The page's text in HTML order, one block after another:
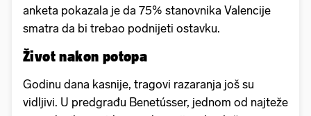
anketa pokazala je da 75% stanovnika Valencije
smatra da bi trebao podnijeti ostavku.
Život nakon potopa
Godinu dana kasnije, tragovi razaranja još su
vidljivi. U predgrađu Benetússer, jednom od najteže